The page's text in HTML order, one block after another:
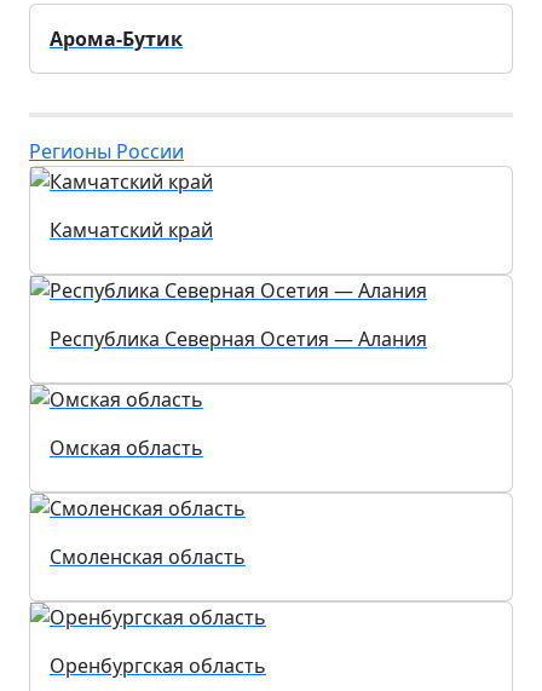
Арома-Бутик
Регионы России
Камчатский край
Республика Северная Осетия — Алания
Омская область
Смоленская область
Оренбургская область